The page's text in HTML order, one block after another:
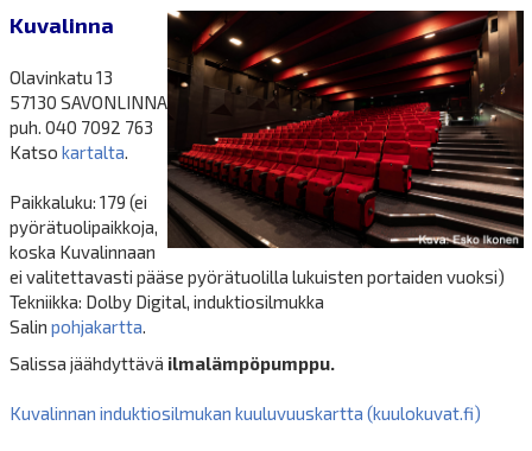
Kuvalinna
Olavinkatu 13
57130 SAVONLINNA
puh. 040 7092 763
Katso kartalta
Paikkaluku: 179 (ei
pyörätuolipaikkoja,
koska Kuvalinnaan
ei valitettavasti pääse pyörätuolilla lukuisten portaiden vuoksi)
Tekniikka: Dolby Digital, induktiosilmukka
Salin pohjakartta
Salissa jäähdyttävä ilmalämpöpumppu.
Kuvalinnan induktiosilmukan kuuluvuuskartta (kuulokuvat.fi)